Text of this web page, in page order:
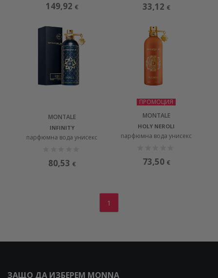
149,92 € 33,12 €
MONTALE
INFINITY
парфюмна вода унисекс
80,53 €
ПРОМОЦИЯ
MONTALE
HOLY NEROLI
парфюмна вода унисекс
73,50 €
1
ЗАЩО ДА ИЗБЕРЕМ MONNA